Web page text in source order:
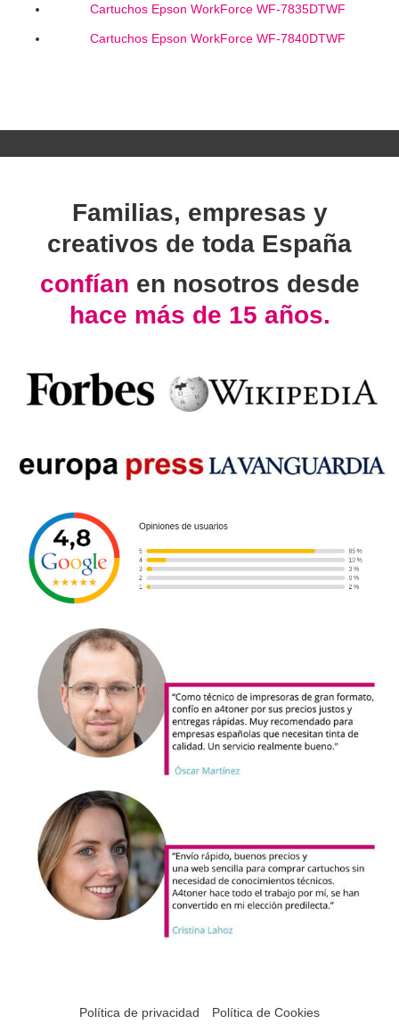
Cartuchos Epson WorkForce WF-7835DTWF
Cartuchos Epson WorkForce WF-7840DTWF
Familias, empresas y
creativos de toda España
confían en nosotros desde
hace más de 15 años.
Política de privacidad
Política de Cookies